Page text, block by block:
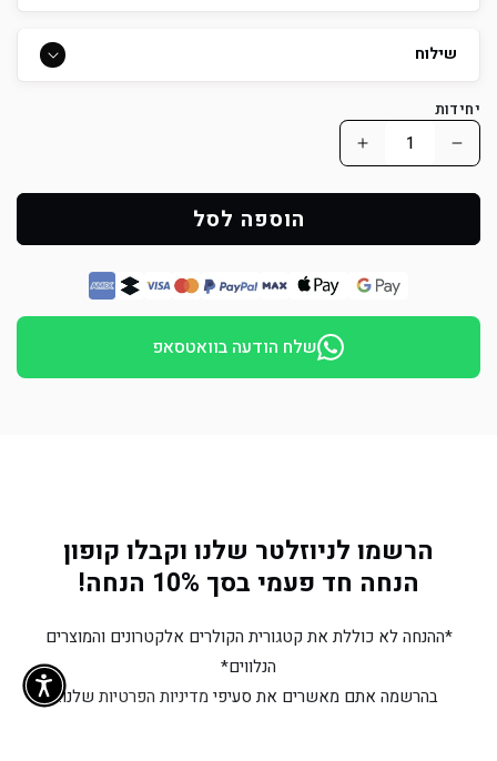
שילוח
יחידות
הפחת
כמות
קולר
ולכלבי
עבודה
הוסף
כמות
קולר
טקטי
לקאנה
קורסו
ולכלבי
עבודה
הוספה לסל
שלח הודעה בוואטסאפ
הרשמו לניוזלטר שלנו וקבלו קופון
הנחה חד פעמי בסך 10% הנחה!
*ההנחה לא כוללת את קטגורית הקולרים אלקטרונים והמוצרים
הנלווים*
בהרשמה אתם מאשרים את סעיפי מדיניות הפרטיות שלנו.